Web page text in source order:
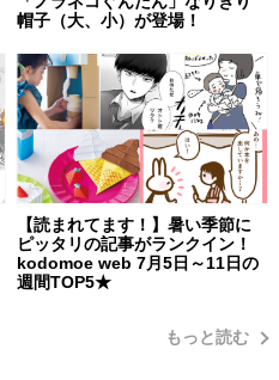
帽子（大、小）が登場！
【読まれてます！】暑い季節に
ピッタリの記事がランクイン！
kodomoe web 7月5日～11日の
週間TOP5★
もっと読む